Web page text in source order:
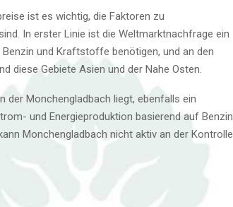
ist es wichtig, die Faktoren zu
In erster Linie ist die Weltmarktnachfrage ein
und Kraftstoffe benötigen, und an den
diese Gebiete Asien und der Nahe Osten.
der Monchengladbach liegt, ebenfalls ein
und Energieproduktion basierend auf Benzin
Monchengladbach nicht aktiv an der Kontrolle